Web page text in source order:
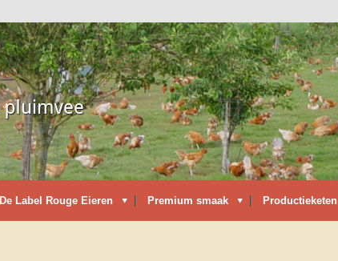
De Label Rouge Eieren Premium smaak Productieketen